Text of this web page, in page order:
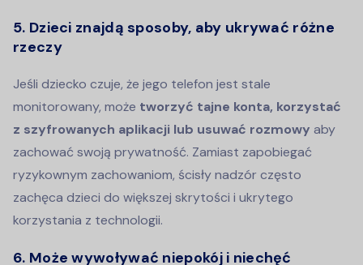
5. Dzieci znajdą sposoby, aby ukrywać różne
rzeczy
Jeśli dziecko czuje, że jego telefon jest stale
monitorowany, może tworzyć tajne konta, korzystać
z szyfrowanych aplikacji lub usuwać rozmowy aby
zachować swoją prywatność. Zamiast zapobiegać
ryzykownym zachowaniom, ścisły nadzór często
zachęca dzieci do większej skrytości i ukrytego
korzystania z technologii.
6. Może wywoływać niepokój i niechęć